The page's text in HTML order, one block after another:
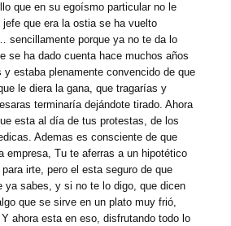
que en su egoísmo particular no le
jefe que era la ostia se ha vuelto
sencillamente porque ya no te da lo
se ha dado cuenta hace muchos años
y estaba plenamente convencido de que
le diera la gana, que tragarías y
terminaría dejándote tirado. Ahora
esta al día de tus protestas, de los
Ademas es consciente de que
empresa, Tu te aferras a un hipotético
irte, pero el esta seguro de que
ya sabes, y si no te lo digo, que dicen
que se sirve en un plato muy frió,
ahora esta en eso, disfrutando todo lo